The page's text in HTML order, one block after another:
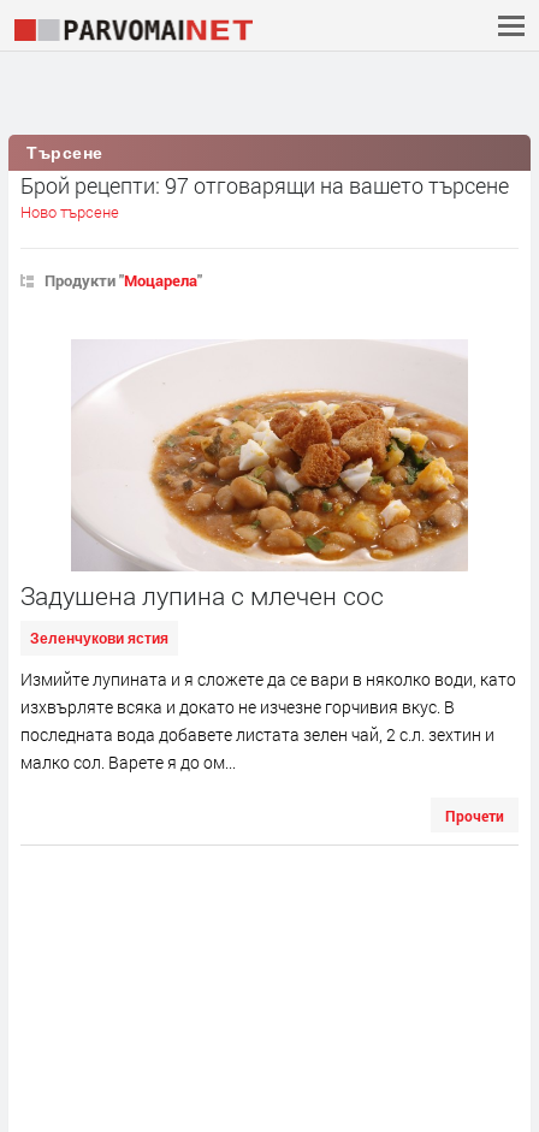
Търсене
Брой рецепти: 97 отговарящи на вашето търсене
Ново търсене
Продукти "Моцарела"
Задушена лупина с млечен сос
Зеленчукови ястия
Измийте лупината и я сложете да се вари в няколко води, като
изхвърляте всяка и докато не изчезне горчивия вкус. В
последната вода добавете листата зелен чай, 2 с.л. зехтин и
малко сол. Варете я до ом...
Прочети